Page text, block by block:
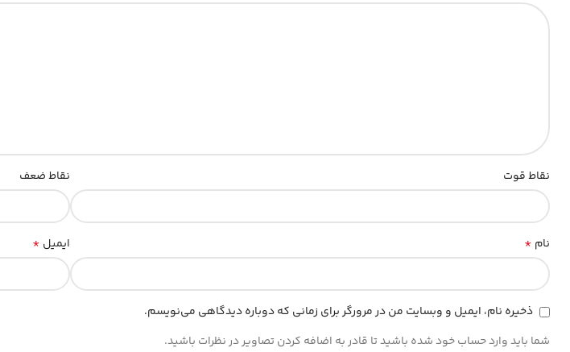
نقاط قوت نقاط ضعف
نام * ایمیل *
ذخیره نام، ایمیل و وبسایت من در مرورگر برای زمانی که دوباره دیدگاهی می‌نویسم.
شما باید وارد حساب خود شده باشید تا قادر به اضافه کردن تصاویر در نظرات باشید.